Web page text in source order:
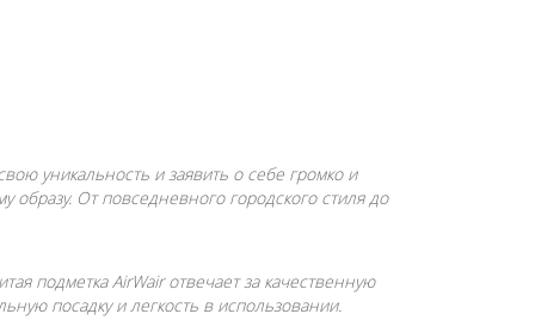
уникальность и заявить о себе громко и
От повседневного городского стиля до
подметка AirWair отвечает за качественную
посадку и легкость в использовании.